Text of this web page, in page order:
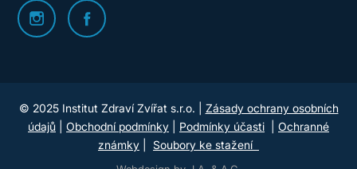
© 2025 Institut Zdraví Zvířat s.r.o. | Zásady ochrany osobních
údajů
Obchodní podmínky Podmínky účasti
Ochranné
známky
Soubory ke stažení